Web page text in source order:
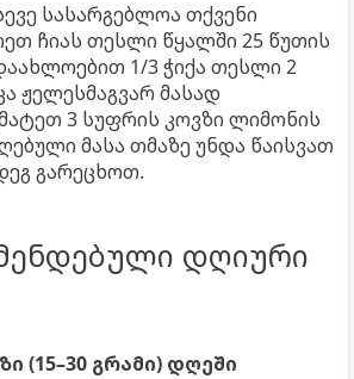
სასარგებლოა თქვენი
ჩიას თესლი წყალში 25 წუთის
1/3 ჭიქა თესლი 2
ჟელესმაგვარ მასად
3 სუფრის კოვზი ლიმონის
მასა თმაზე უნდა წაისვათ
გარეცხოთ.
დღიური
(15–30 გრამი) დღეში